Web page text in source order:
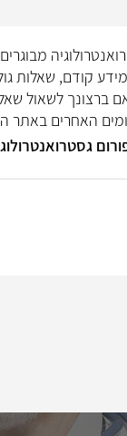
מבוגרים
קודם, שאלות
ברצונך לשאול
האחרים באתר
ות.